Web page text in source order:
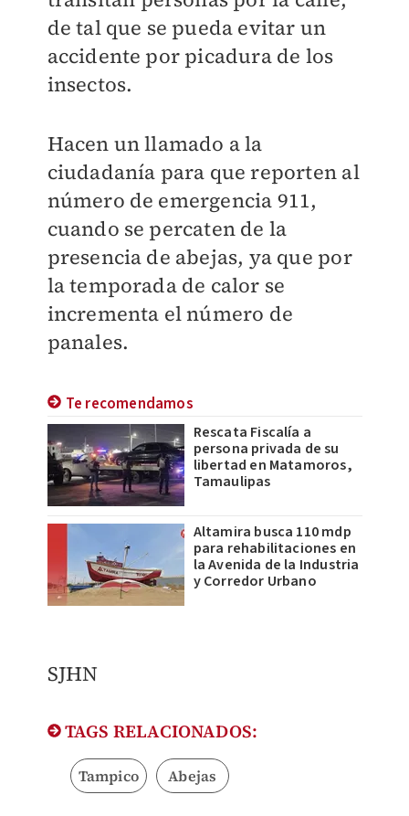
de tal que se pueda evitar un
accidente por picadura de los
insectos.
Hacen un llamado a la
ciudadanía para que reporten al
número de emergencia 911,
cuando se percaten de la
presencia de abejas, ya que por
la temporada de calor se
incrementa el número de
panales.
Te recomendamos
Rescata Fiscalía a
persona privada de su
libertad en Matamoros,
Tamaulipas
Altamira busca 110 mdp
para rehabilitaciones en
la Avenida de la Industria
y Corredor Urbano
SJHN
TAGS RELACIONADOS:
Tampico Abejas